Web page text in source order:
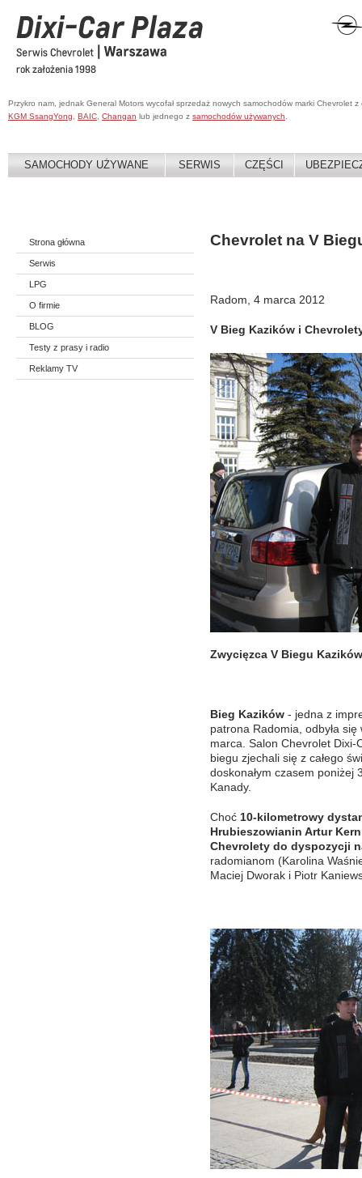
Przykro nam, jednak General Motors wycofał sprzedaż nowych samochodów marki Chevrolet
KGM SsangYong
BAIC Changan lub jednego z samochodów używanych
SAMOCHODY UŻYWANE SERWIS CZĘŚCI
Strona główna
Serwis
LPG
O firmie
BLOG
Testy z prasy i radio
Reklamy TV
Chevrolet na V
Radom, 4 marca 2012
V Bieg Kazików i
Zwycięzca V Biegu
Bieg Kazików - jedna z
patrona Radomia, odbyła się
marca. Salon Chevrolet Dixi-
biegu zjechali się z całego
doskonałym czasem poniżej
Kanady.
Choć 10-kilometrowy
Hrubieszowianin Artur Kern
Chevrolety do dyspozycji
radomianom (Karolina
Maciej Dworak i Piotr